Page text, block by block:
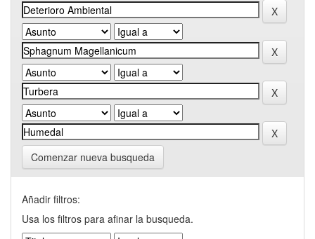
Comenzar nueva busqueda
Añadir filtros:
Usa los filtros para afinar la busqueda.